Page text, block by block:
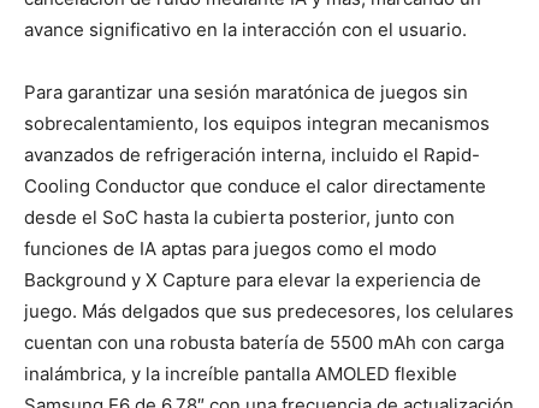
avance significativo en la interacción con el usuario.
Para garantizar una sesión maratónica de juegos sin
sobrecalentamiento, los equipos integran mecanismos
avanzados de refrigeración interna, incluido el Rapid-
Cooling Conductor que conduce el calor directamente
desde el SoC hasta la cubierta posterior, junto con
funciones de IA aptas para juegos como el modo
Background y X Capture para elevar la experiencia de
juego. Más delgados que sus predecesores, los celulares
cuentan con una robusta batería de 5500 mAh con carga
inalámbrica, y la increíble pantalla AMOLED flexible